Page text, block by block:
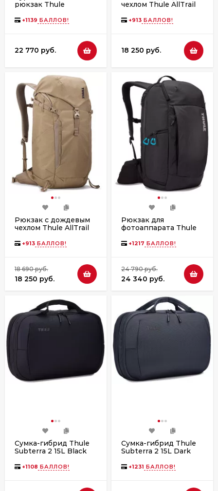
рюкзак Thule
3205054 Black
+1139 БАЛЛОВ!
22 770 руб.
чехлом Thule AllTrail
+913 БАЛЛОВ!
18 250 руб.
Рюкзак с дождевым
чехлом Thule AllTrail
+913 БАЛЛОВ!
18 690 руб.
18 250 руб.
Рюкзак для
фотоаппарата Thule
Backpack TAC-106
+1217 БАЛЛОВ!
24 790 руб.
24 340 руб.
Сумка-гибрид Thule
Subterra 2 15L Black
+1108 БАЛЛОВ!
Сумка-гибрид Thule
Subterra 2 15L Dark
+1231 БАЛЛОВ!